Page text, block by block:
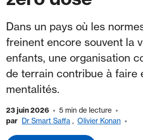
Dans un pays où les
freinent encore souvent la
enfants, une organisation
de terrain contribue à faire
mentalités.
23 juin 2026
5 min de lecture
par Dr Smart Saffa , Olivier Konan